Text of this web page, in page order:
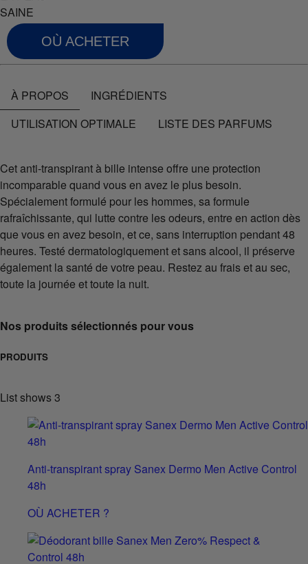
OÙ ACHETER
À PROPOS
INGRÉDIENTS
UTILISATION OPTIMALE
LISTE DES PARFUMS
Cet anti-transpirant à bille intense offre une protection
incomparable quand vous en avez le plus besoin.
Spécialement formulé pour les hommes, sa formule
rafraîchissante, qui lutte contre les odeurs, entre en action dès
que vous en avez besoin, et ce, sans interruption pendant 48
heures. Testé dermatologiquement et sans alcool, il préserve
également la santé de votre peau. Restez au frais et au sec,
toute la journée et toute la nuit.
Nos produits sélectionnés pour vous
PRODUITS
List shows3
Anti-transpirant spray Sanex Dermo Men Active Control
48h
OÙ ACHETER ?